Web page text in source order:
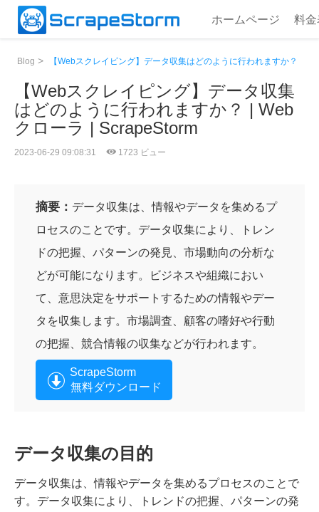
ホームページ 料金
Blog > 【Webスクレイピング】データ収集はどのように行われますか？
【Webスクレイピング】データ収集
はどのように行われますか？ | Web
クローラ | ScrapeStorm
2023-06-29 09:08:31 1723 ビュー
摘要： データ収集は、情報やデータを集めるプ
ロセスのことです。データ収集により、トレン
ドの把握、パターンの発見、市場動向の分析な
どが可能になります。ビジネスや組織におい
て、意思決定をサポートするための情報やデー
タを収集します。市場調査、顧客の嗜好や行動
の把握、競合情報の収集などが行われます。
ScrapeStorm
無料ダウンロード
データ収集の目的
データ収集は、情報やデータを集めるプロセスのことで
す。データ収集により、トレンドの把握、パターンの発